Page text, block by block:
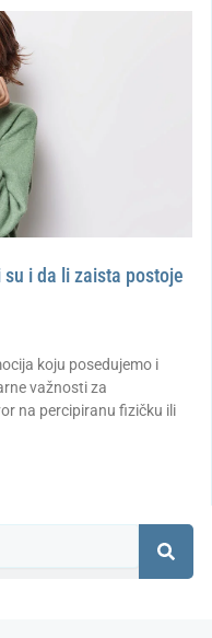
i da li zaista postoje
koju posedujemo i
važnosti za
na percipiranu fizičku ili